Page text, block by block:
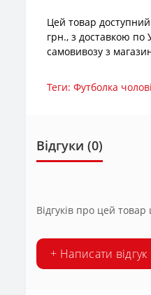
Цей товар
грн., з доставкою по
самовивозу з
Теги:Футболка
Відгуки (0)
Відгуків про цей
+ Написати відгук